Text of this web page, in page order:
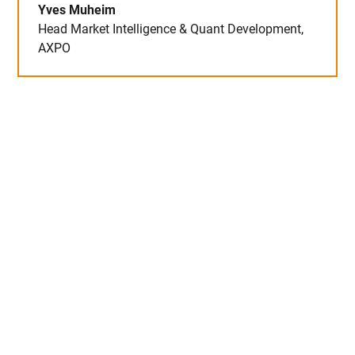
Yves Muheim
Head Market Intelligence & Quant Development,
AXPO